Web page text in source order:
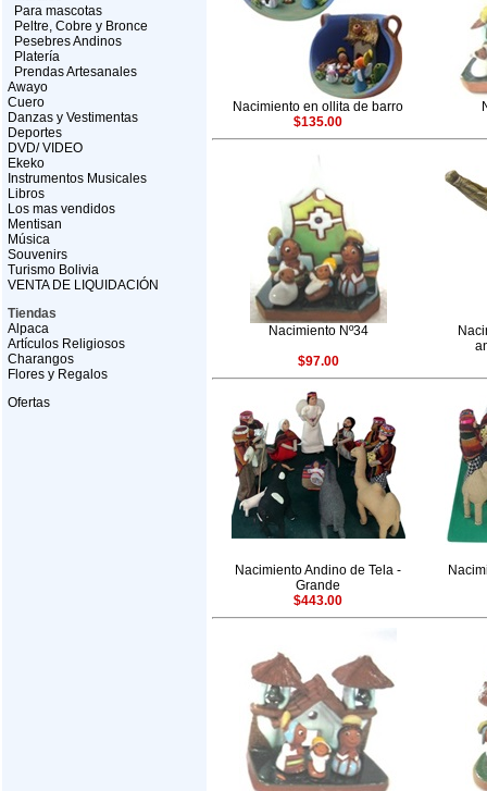
Para mascotas
Peltre, Cobre y Bronce
Pesebres Andinos
Platería
Prendas Artesanales
Awayo
Cuero
Danzas y Vestimentas
Deportes
DVD/ VIDEO
Ekeko
Instrumentos Musicales
Libros
Los mas vendidos
Mentisan
Música
Souvenirs
Turismo Bolivia
VENTA DE LIQUIDACIÓN
Tiendas
Alpaca
Artículos Religiosos
Charangos
Flores y Regalos
Ofertas
Nacimiento en ollita de barro
$135.00
Nacimiento Nº34
$97.00
Nacimiento Andino de Tela -
Grande
$443.00